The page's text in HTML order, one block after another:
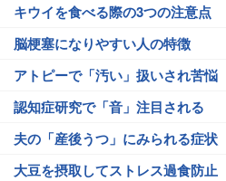
キウイを食べる際の3つの注意点
脳梗塞になりやすい人の特徴
アトピーで「汚い」扱いされ苦悩
認知症研究で「音」注目される
夫の「産後うつ」にみられる症状
大豆を摂取してストレス過食防止